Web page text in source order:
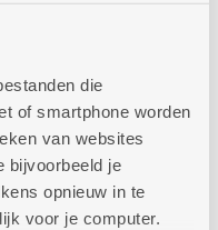
die
of smartphone worden
van websites
bijvoorbeeld je
opnieuw in te
voor je computer.